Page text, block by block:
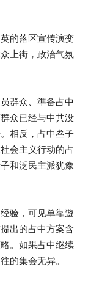
的落区宣传演变
上街，政治气氛
群众、準备占中
众已经与中共没
相反，占中叁子
会主义行动的占
和泛民主派犹豫
验，可见单靠遊
出的占中方案含
。如果占中继续
的集会无异。